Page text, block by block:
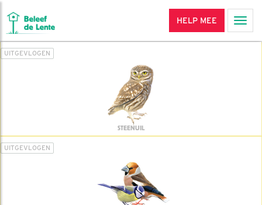
HELP MEE
UITGEVLOGEN
STEENUIL
UITGEVLOGEN